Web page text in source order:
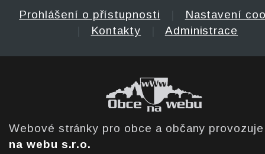
Prohlášení o přístupnosti
Nastavení
Kontakty Administrace
Webové stránky pro obce a občany
na webu s.r.o.